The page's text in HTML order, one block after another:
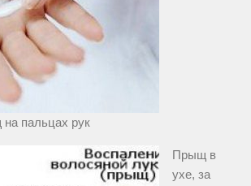
пальцах рук
Прыщ в
ухе, за